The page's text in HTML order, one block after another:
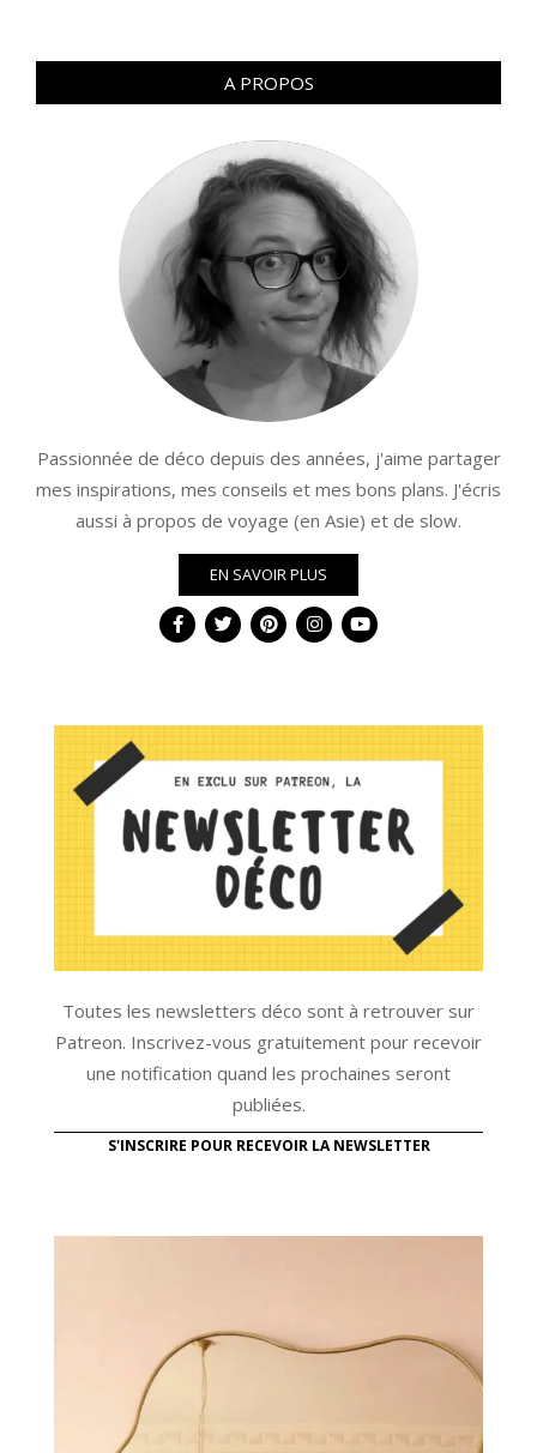
A PROPOS
Passionnée de déco depuis des années, j'aime partager
mes inspirations, mes conseils et mes bons plans. J'écris
aussi à propos de voyage (en Asie) et de slow.
EN SAVOIR PLUS
Toutes les newsletters déco sont à retrouver sur
Patreon. Inscrivez-vous gratuitement pour recevoir
une notification quand les prochaines seront
publiées.
S'INSCRIRE POUR RECEVOIR LA NEWSLETTER